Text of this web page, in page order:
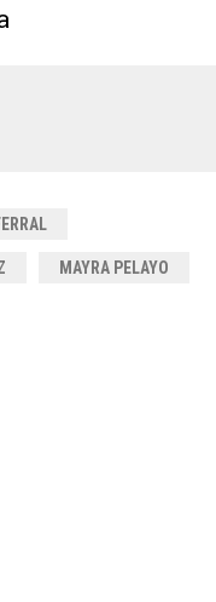
MAYRA PELAYO